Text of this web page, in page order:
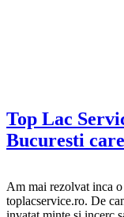
Top Lac
Bucuresti
Am mai rezolvat inca o
toplacservice.ro. De